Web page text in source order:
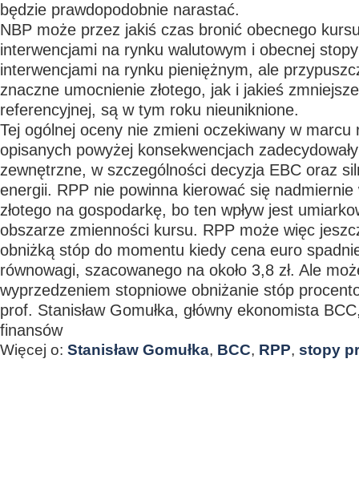
będzie prawdopodobnie narastać.
NBP może przez jakiś czas bronić obecnego
interwencjami na rynku walutowym i obecnej
interwencjami na rynku pieniężnym, ale
znaczne umocnienie złotego, jak i jakieś
referencyjnej, są w tym roku nieuniknione.
Tej ogólnej oceny nie zmieni oczekiwany w marcu
opisanych powyżej konsekwencjach
zewnętrzne, w szczególności decyzja EBC oraz
energii. RPP nie powinna kierować się nadmiernie
złotego na gospodarkę, bo ten wpływ jest
obszarze zmienności kursu. RPP może więc
obniżką stóp do momentu kiedy cena euro
równowagi, szacowanego na około 3,8 zł. Ale
wyprzedzeniem stopniowe obniżanie stóp
prof. Stanisław Gomułka, główny ekonomista
finansów
Więcej o: Stanisław Gomułka, BCC, RPP, stopy